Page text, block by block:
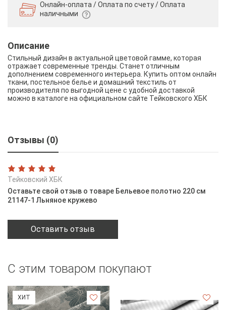
Онлайн-оплата / Оплата по счету /Оплата
наличными
Описание
Стильный дизайн в актуальной цветовой гамме, которая
отражает современные тренды. Станет отличным
дополнением современного интерьера. Купить оптом онлайн
ткани, постельное белье и домашний текстиль от
производителя по выгодной цене с удобной доставкой
можно в каталоге на официальном сайте Тейковского ХБК
Отзывы (0)
Тейковский ХБК
Оставьте свой отзыв о товаре Бельевое полотно 220 см
21147-1 Льняное кружево
Оставить отзыв
С этим товаром покупают
ХИТ